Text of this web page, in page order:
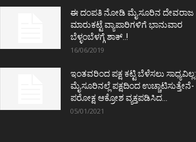
ಈ ದಂಪತಿ ನೋಡಿ ಮೈಸೂರಿನ ದೇವರಾಜ
ಮಾರುಕಟ್ಟೆ ವ್ಯಾಪಾರಿಗಳಿಗೆ ಭಾನುವಾರ
ಬೆಳ್ಳಂಬೆಳಗ್ಗೆ ಶಾಕ್..!
16/06/2019
ಇಂತವರಿಂದ ಪಕ್ಷ ಕಟ್ಟಿ ಬೆಳೆಸಲು ಸಾಧ್ಯವಿಲ್ಲ:
ಮೈಸೂರಿನಲ್ಲೆ ಪಕ್ಷದಿಂದ ಉಚ್ಚಾಟಿಸುತ್ತೇನೆ-
ಪರೋಕ್ಷ ಆಕ್ರೋಶ ವ್ಯಕ್ತಪಡಿಸಿದ...
05/01/2021